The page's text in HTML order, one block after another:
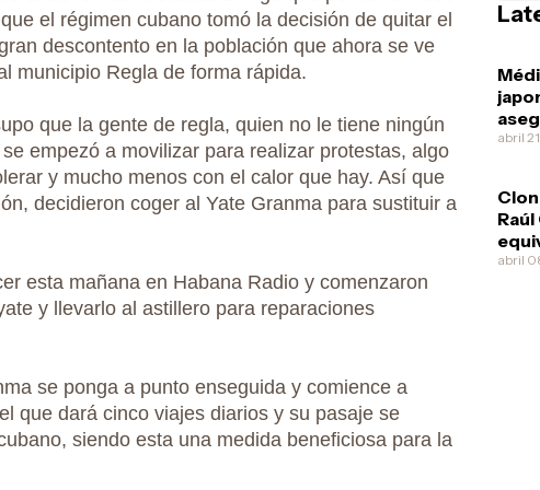
el régimen cubano tomó la decisión de quitar el
descontento en la población que ahora se ve
municipio Regla de forma rápida.
que la gente de regla, quien no le tiene ningún
empezó a movilizar para realizar protestas, algo
y mucho menos con el calor que hay. Así que
decidieron coger al Yate Granma para sustituir a
esta mañana en Habana Radio y comenzaron
y llevarlo al astillero para reparaciones
se ponga a punto enseguida y comience a
que dará cinco viajes diarios y su pasaje se
siendo esta una medida beneficiosa para la
abril
abril